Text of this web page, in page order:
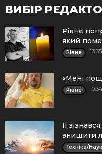
ВИБІР
Рівне
який
Рівне
«Мені
Рівне
ІІ
знищити
Техніка/